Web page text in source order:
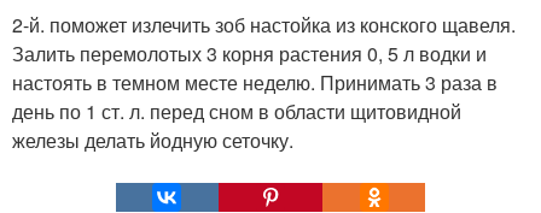
2-й. поможет излечить зоб настойка из конского щавеля.
Залить перемолотых 3 корня растения 0, 5 л водки и
настоять в темном месте неделю. Принимать 3 раза в
день по 1 ст. л. перед сном в области щитовидной
железы делать йодную сеточку.